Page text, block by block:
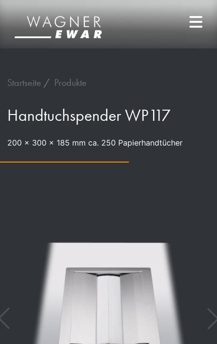
Startseite Produkte
Handtuchspender WP117
200 x 300 x 185 mm ca. 250 Papierhandtücher